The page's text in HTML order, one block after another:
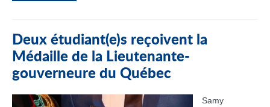
Deux étudiant(e)s reçoivent la
Médaille de la Lieutenante-
gouverneure du Québec
Samy